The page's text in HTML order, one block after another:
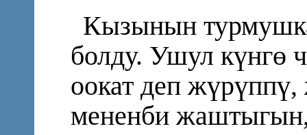
Кызынын
болду. Ушул күнгө
оокат деп
мененби